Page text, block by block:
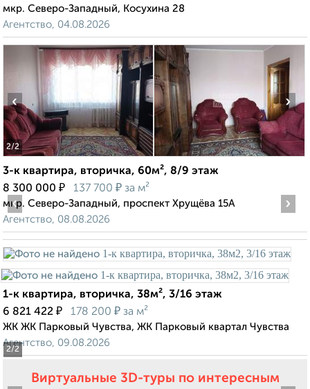
мкр. Северо-Западный, Косухина 28
Агентство, 04.08.2026
2/2
‹ ›
3-к квартира, вторичка, 60м², 8/9 этаж
8 300 000 ₽ 137 700 ₽ за м²
мкр. Северо-Западный, проспект Хрущёва 15А
Агентство, 08.08.2026
2/2
‹ ›
1-к квартира, вторичка, 38м², 3/16 этаж
6 821 422 ₽ 178 200 ₽ за м²
ЖК ЖК Парковый Чувства, ЖК Парковый квартал Чувства
Агентство, 09.08.2026
Виртуальные 3D-туры по интересным